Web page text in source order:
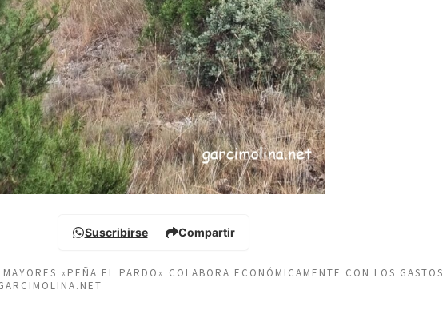
Suscribirse Compartir
«PEÑA EL PARDO» COLABORA ECONÓMICAMENTE CON LOS GASTOS